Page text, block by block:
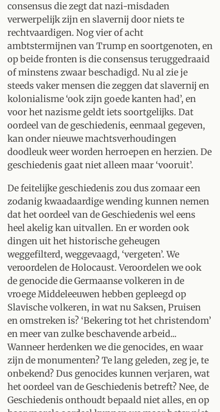
consensus die zegt dat nazi-misdaden
verwerpelijk zijn en slavernij door niets te
rechtvaardigen. Nog vier of acht
ambtstermijnen van Trump en soortgenoten, en
op beide fronten is die consensus teruggedraaid
of minstens zwaar beschadigd. Nu al zie je
steeds vaker mensen die zeggen dat slavernij en
kolonialisme ‘ook zijn goede kanten had’, en
voor het nazisme geldt iets soortgelijks. Dat
oordeel van de geschiedenis, eenmaal gegeven,
kan onder nieuwe machtsverhoudingen
doodleuk weer worden herroepen en herzien. De
geschiedenis gaat niet alleen maar ‘vooruit’.
De feitelijke geschiedenis zou dus zomaar een
zodanig kwaadaardige wending kunnen nemen
dat het oordeel van de Geschiedenis wel eens
heel akelig kan uitvallen. En er worden ook
dingen uit het historische geheugen
weggefilterd, weggevaagd, ‘vergeten’. We
veroordelen de Holocaust. Veroordelen we ook
de genocide die Germaanse volkeren in de
vroege Middeleeuwen hebben gepleegd op
Slavische volkeren, in wat nu Saksen, Pruisen
en omstreken is? ‘Bekering tot het christendom’
en meer van zulke beschavende arbeid...
Wanneer herdenken we die genocides, en waar
zijn de monumenten? Te lang geleden, zeg je, te
onbekend? Dus genocides kunnen verjaren, wat
het oordeel van de Geschiedenis betreft? Nee, de
Geschiedenis onthoudt bepaald niet alles, en op